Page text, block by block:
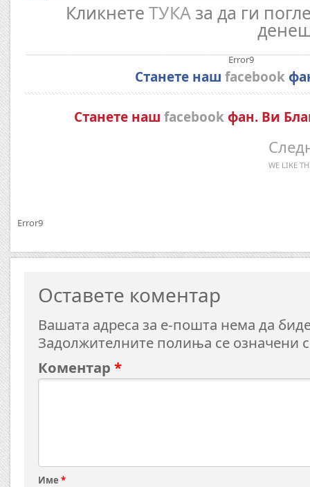
Кликнете ТУКАза да ги
Станете наш facebook
Станете наш facebookфан. Ви
WE LIKE
Error9
Error9
Оставете коментар
Вашата адреса за е-пошта нема да
Задолжителните полиња се означени
Коментар *
Име *